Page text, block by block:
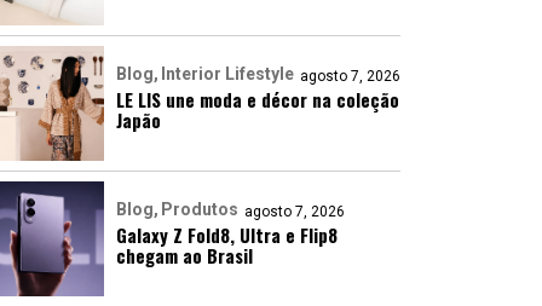
Blog Interior Lifestyle agosto 7, 2026
LE LIS une moda e décor na coleção
Japão
Blog Produtos agosto 7, 2026
Galaxy Z Fold8, Ultra e Flip8
chegam ao Brasil